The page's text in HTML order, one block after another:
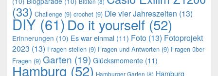
(33) Challenge (9) crochet (9) Die vier Jahreszeiten (13)
DIY(61)Do it yourself (52)
Erinnerungen (10) Es war einmal (11) Foto (13) Fotoprojekt
2023 (13) Fragen stellen (9) Fragen und Antworten (9) Fragen über
Fragen (9) Garten (19) Glücksmomente (11)
Hamburg (52) Hamburger Garten (8) Hamburg